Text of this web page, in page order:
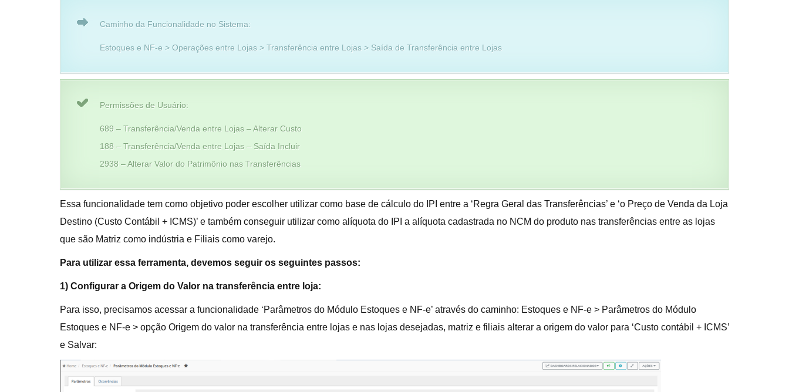
Caminho da Funcionalidade no Sistema:
Estoques e NF-e > Operações entre Lojas > Transferência entre Lojas > Saída de Transferência entre Lojas
Permissões de Usuário:
689 – Transferência/Venda entre Lojas – Alterar Custo
188 – Transferência/Venda entre Lojas – Saída Incluir
2938 – Alterar Valor do Patrimônio nas Transferências
Essa funcionalidade tem como objetivo poder escolher utilizar como base de cálculo do IPI entre a ‘Regra Geral das Transferências’ e ‘o Preço de Venda da Loja
Destino (Custo Contábil + ICMS)’ e também conseguir utilizar como alíquota do IPI a alíquota cadastrada no NCM do produto nas transferências entre as lojas
que são Matriz como indústria e Filiais como varejo.
Para utilizar essa ferramenta, devemos seguir os seguintes passos:
1) Configurar a Origem do Valor na transferência entre loja:
Para isso, precisamos acessar a funcionalidade ‘Parâmetros do Módulo Estoques e NF-e’ através do caminho: Estoques e NF-e > Parâmetros do Módulo
Estoques e NF-e > opção Origem do valor na transferência entre lojas e nas lojas desejadas, matriz e filiais alterar a origem do valor para ‘Custo contábil + ICMS’
e Salvar: